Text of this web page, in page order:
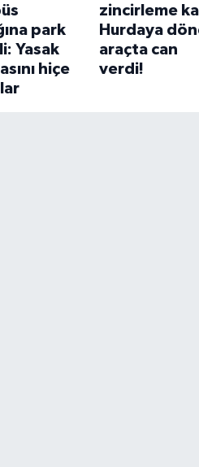
park
Yasak
hiçe
zincirleme
Hurdaya
araçta can
verdi!